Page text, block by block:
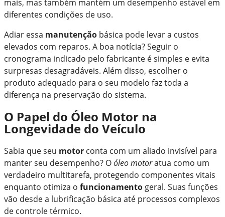
mais, mas também mantém um desempenho estável em
diferentes condições de uso.
Adiar essa manutenção básica pode levar a custos
elevados com reparos. A boa notícia? Seguir o
cronograma indicado pelo fabricante é simples e evita
surpresas desagradáveis. Além disso, escolher o
produto adequado para o seu modelo faz toda a
diferença na preservação do sistema.
O Papel do Óleo Motor na
Longevidade do Veículo
Sabia que seu motor conta com um aliado invisível para
manter seu desempenho? Oóleo motoratua como um
verdadeiro multitarefa, protegendo componentes vitais
enquanto otimiza o funcionamento geral. Suas funções
vão desde a lubrificação básica até processos complexos
de controle térmico.